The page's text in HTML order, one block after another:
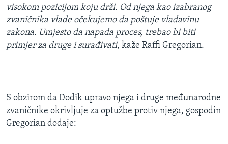
visokom pozicijom koju drži. Od njega kao izabranog
zvaničnika vlade očekujemo da poštuje vladavinu
zakona. Umjesto da napada proces, trebao bi biti
primjer za druge i surađivati, kaže Raffi Gregorian.
S obzirom da Dodik upravo njega i druge međunarodne
zvaničnike okrivljuje za optužbe protiv njega, gospodin
Gregorian dodaje: